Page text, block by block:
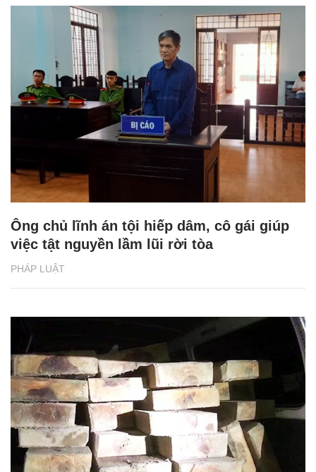
PHÁP LUẬT
Ông chủ lĩnh án tội hiếp dâm, cô gái giúp
việc tật nguyền lầm lũi rời tòa